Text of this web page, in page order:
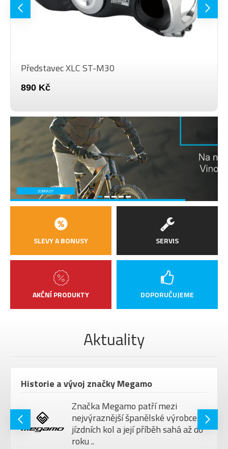
Představec XLC ST-M30
890 Kč
ZOBRAZIT
SLEVY A BONUSY
AKČNÍ PRODUKTY
SERVIS
DOPORUČUJEME
Aktuality
Historie a vývoj značky Megamo
Značka Megamo patří mezi
nejvýraznější španělské výrobce
jízdních kol a její příběh sahá až do
roku ..